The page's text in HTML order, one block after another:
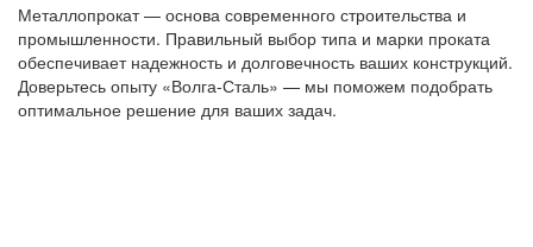
Металлопрокат — основа современного строительства и
промышленности. Правильный выбор типа и марки проката
обеспечивает надежность и долговечность ваших конструкций.
Доверьтесь опыту «Волга-Сталь» — мы поможем подобрать
оптимальное решение для ваших задач.